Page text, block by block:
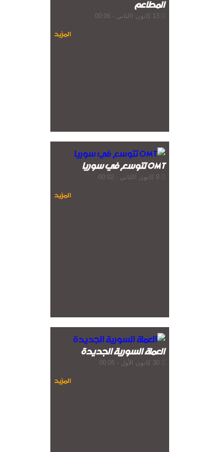
المطاعم
المزيد
OMT تتوسع في سوريا
المزيد
العملة السورية الجديدة
30 كانون الأول - 00:05
المزيد